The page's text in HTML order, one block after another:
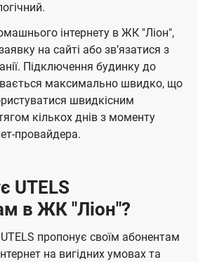
інтернету в ЖК "Ліон",
на сайті або звʼязатися з
Підключення будинку до
максимально швидко, що
швидкісним
кількох днів з моменту
провайдера.
UTELS
в ЖК "Ліон"?
пропонує своїм абонентам
на вигідних умовах та